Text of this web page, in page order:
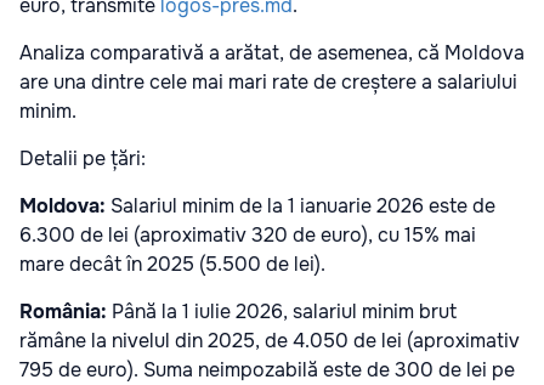
euro, transmite logos-pres.md.
Analiza comparativă a arătat, de asemenea, că Moldova
are una dintre cele mai mari rate de creștere a salariului
minim.
Detalii pe țări:
Moldova: Salariul minim de la 1 ianuarie 2026 este de
6.300 de lei (aproximativ 320 de euro), cu 15% mai
mare decât în 2025 (5.500 de lei).
România: Până la 1 iulie 2026, salariul minim brut
rămâne la nivelul din 2025, de 4.050 de lei (aproximativ
795 de euro). Suma neimpozabilă este de 300 de lei pe